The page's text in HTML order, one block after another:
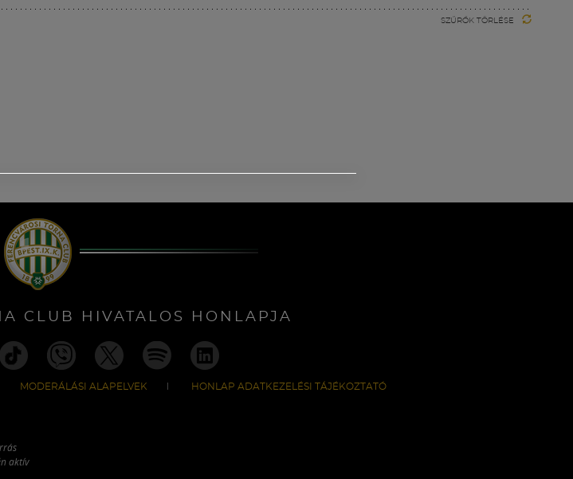
SZŰRŐK TÖRLÉSE
CLUB HIVATALOS HONLAPJA
MODERÁLÁSI ALAPELVEK HONLAP ADATKEZELÉSI TÁJÉKOZTATÓ
aktív